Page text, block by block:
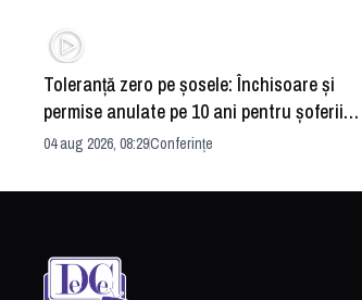
Toleranță zero pe șosele: Închisoare și
permise anulate pe 10 ani pentru șoferii
iresponsabili
04 aug 2026, 08:29Conferințe